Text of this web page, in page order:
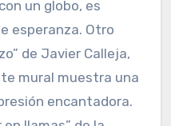
murales